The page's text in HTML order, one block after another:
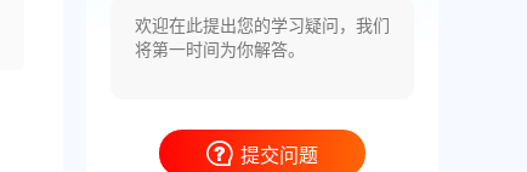
提交问题